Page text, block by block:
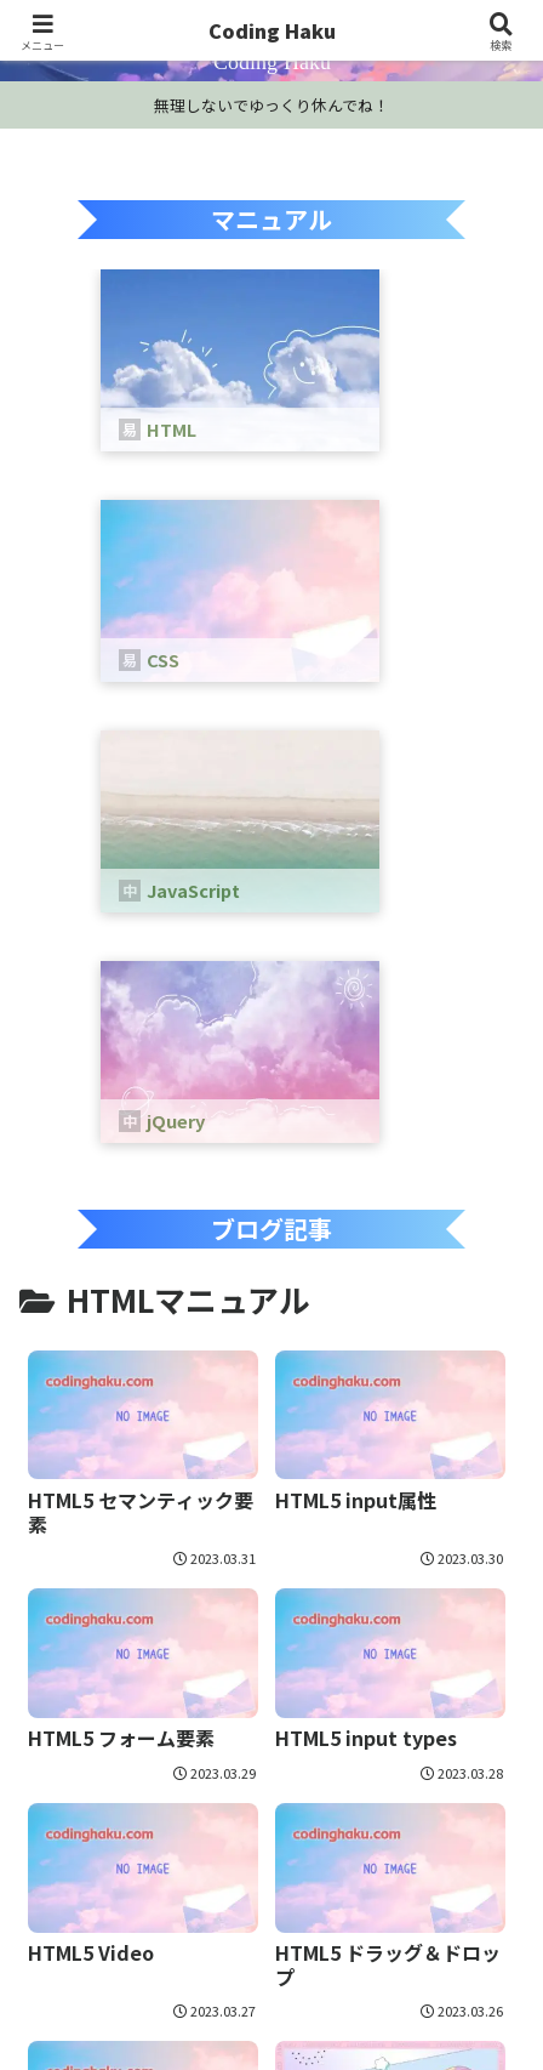
プログラミング学習・開発Tips・技術情報
Coding Haku
無理しないでゆっくり休んでね！
マニュアル
HTML
CSS
JavaScript
jQuery
ブログ記事
HTMLマニュアル
HTML5 セマンティック要
素
2023.03.31
HTML5 input属性
2023.03.30
HTML5 フォーム要素
2023.03.29
HTML5 input types
2023.03.28
HTML5 Video
2023.03.27
HTML5 ドラッグ＆ドロッ
プ
2023.03.26
メニュー
Coding Haku
検索